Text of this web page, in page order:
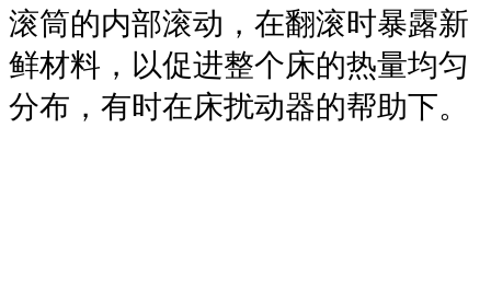
滚筒的内部滚动，在翻滚时暴露新
鲜材料，以促进整个床的热量均匀
分布，有时在床扰动器的帮助下。